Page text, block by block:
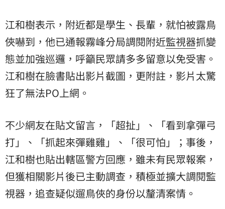
江和樹表示，附近都是學生、長輩，就怕被露鳥
俠嚇到，他已通報霧峰分局調閱附近監視器抓變
態並加強巡邏，呼籲民眾請多多留意以免受害。
江和樹在臉書貼出影片截圖，更附註，影片太驚
狂了無法PO上網。
不少網友在貼文留言，「超扯」、「看到拿彈弓
打」、「抓起來彈雞雞」、「很可怕」；事後，
江和樹也貼出轄區警方回應，雖未有民眾報案，
但獲相關影片後已主動調查，積極並擴大調閱監
視器，追查疑似遛鳥俠的身份以釐清案情。